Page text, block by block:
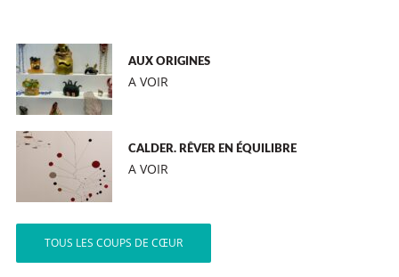
AUX ORIGINES
A VOIR
CALDER. RÊVER EN ÉQUILIBRE
A VOIR
TOUS LES COUPS DE CŒUR